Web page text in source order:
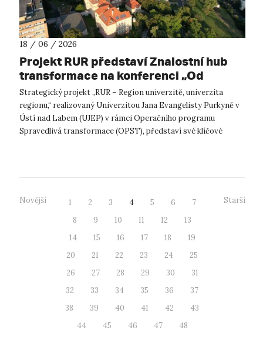
18 / 06 / 2026
Projekt RUR představí Znalostní hub
transformace na konferenci „Od
úspěchu k úspěchu“
Strategický projekt „RUR – Region univerzitě, univerzita
regionu,“ realizovaný Univerzitou Jana Evangelisty Purkyně v
Ústí nad Labem (UJEP) v rámci Operačního programu
Spravedlivá transformace (OPST), představí své klíčové
Novější 1 2 3 4 5 6
7
8
9 10 11 12
13
14
15 16 17 18
19
20
21 22 23 24
25
26
27 28 29 30
31
32
33 34 35 36
37
38
39 40 41 42
43
44
45 46 47
48
Starší